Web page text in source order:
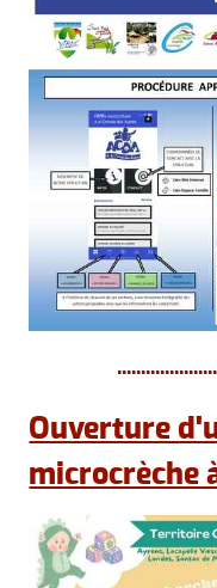
Ouverture
microcrèche